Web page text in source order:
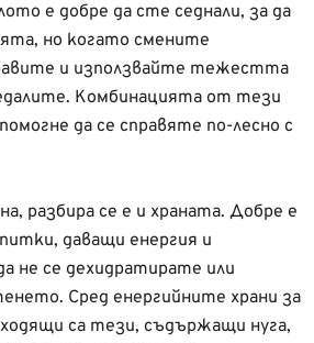
е добре да сте седнали, за да
но когато смените
и използвайте тежестта
Комбинацията от тези
да се справяте по-лесно с
разбира се е и храната. Добре е
даващи енергия и
не се дехидратирате или
Сред енергийните храни за
са тези, съдържащи нуга,